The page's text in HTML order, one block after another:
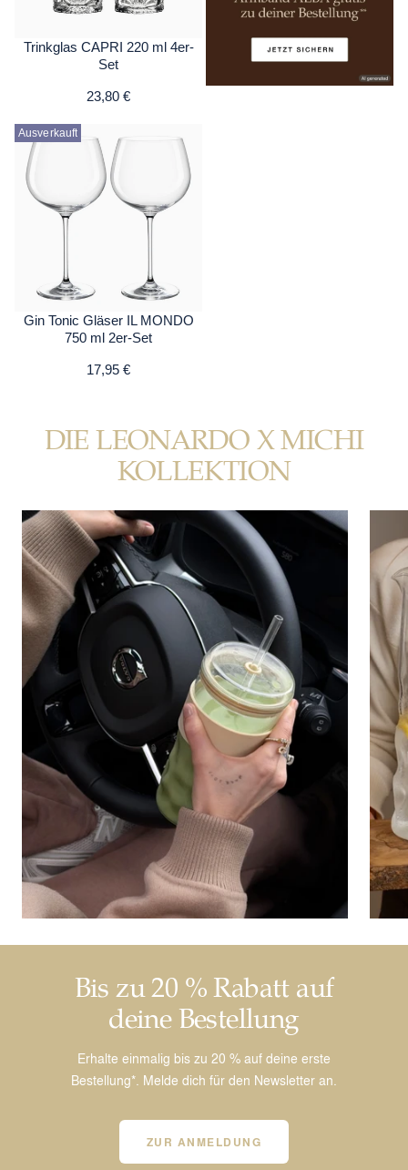
Trinkglas CAPRI 220 ml 4er-
Set
23,80 €
Ausverkauft
Gin Tonic Gläser IL MONDO
750 ml 2er-Set
17,95 €
DIE LEONARDO X MICHI
KOLLEKTION
Bis zu 20 % Rabatt auf
deine Bestellung
Erhalte einmalig bis zu 20 % auf deine erste
Bestellung*. Melde dich für den Newsletter an.
ZUR ANMELDUNG